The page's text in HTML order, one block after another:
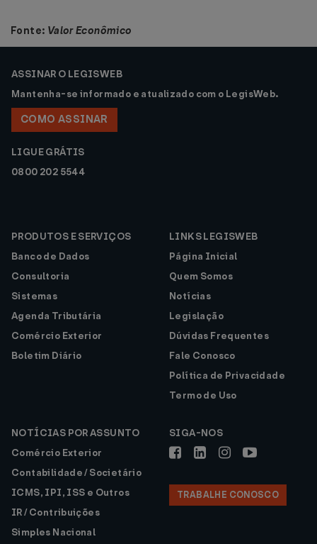
Fonte: Valor Econômico
ASSINAR O LEGISWEB
Mantenha-se informado e atualizado com o LegisWeb.
COMO ASSINAR
LIGUE GRÁTIS
0800 202 5544
PRODUTOS E SERVIÇOS
Banco de Dados
Consultoria
Sistemas
Agenda Tributária
Comércio Exterior
Boletim Diário
LINKS LEGISWEB
Página Inicial
Quem Somos
Notícias
Legislação
Dúvidas Frequentes
Fale Conosco
Política de Privacidade
Termo de Uso
NOTÍCIAS POR ASSUNTO
Comércio Exterior
Contabilidade / Societário
ICMS, IPI, ISS e Outros
IR / Contribuições
Simples Nacional
SIGA-NOS
TRABALHE CONOSCO